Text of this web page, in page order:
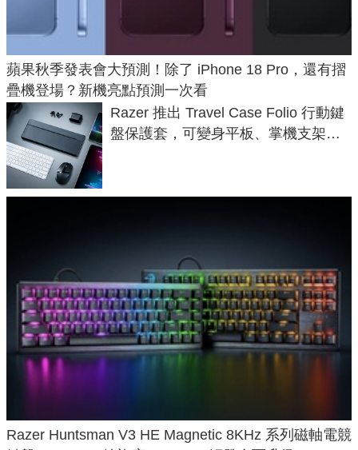
蘋果秋季發表會大預測！除了 iPhone 18 Pro，還有摺
疊機登場？新機亮點預測一次看
Razer 推出 Travel Case Folio 行動鍵
盤保護套，可變身平板、掌機支架，
Razer Huntsman V3 HE Magnetic 8KHz 系列磁軸電競